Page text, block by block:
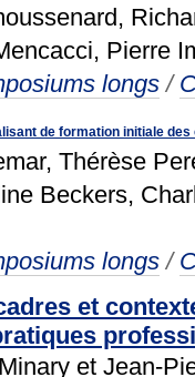
Pierre
longs /
de formation initiale des
Thérèse
Beckers,
longs /
et
et Jean-